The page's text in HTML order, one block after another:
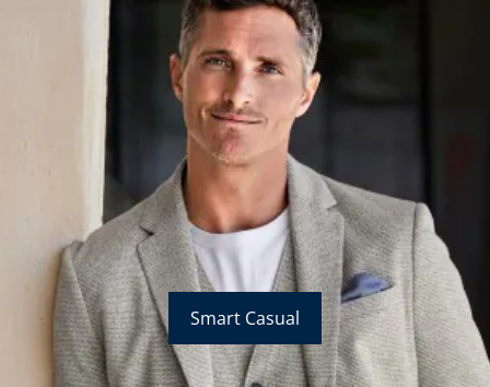
Smart Casual